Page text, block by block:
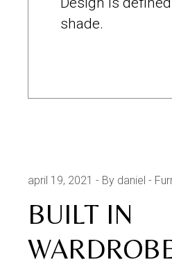
shade.
april 19, 2021 By daniel
BUILT IN